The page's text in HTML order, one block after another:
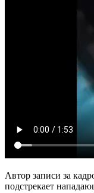
Автор записи за
подстрекает